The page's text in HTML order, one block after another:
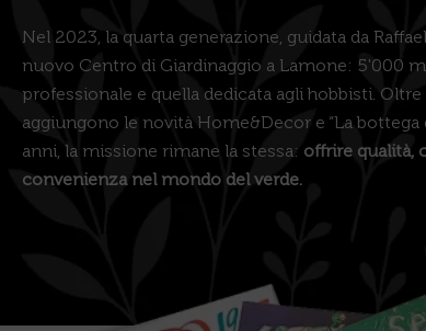
Nel 2023, la quarta generazione, guidata da
nuovo Centro di Giardinaggio a Lamone: 5'000
professionale e quella dedicata agli hobbisti.
aggiungono le novità Home&Decor e “La bottega
anni, la missione rimane la stessa: offrire qualità,
convenienza nel mondo del verde.